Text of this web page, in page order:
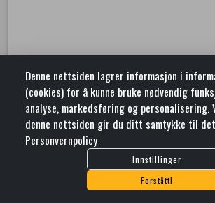
Antall remove add
Legg I Handlekurv
BRYNE
Meierigata 28 , 4340 Bryne
ORG. NR: 927750120
RING OSS PÅ+4747908650
SalgsbetingelserPersonvernpolicy
Denne nettsiden lagrer informasjon i
(cookies) for å kunne bruke nødvendig
analyse, markedsføring og personalisering.
denne nettsiden gir du ditt samtykke til
Personvernpolicy
Innstillinger
Forstått!